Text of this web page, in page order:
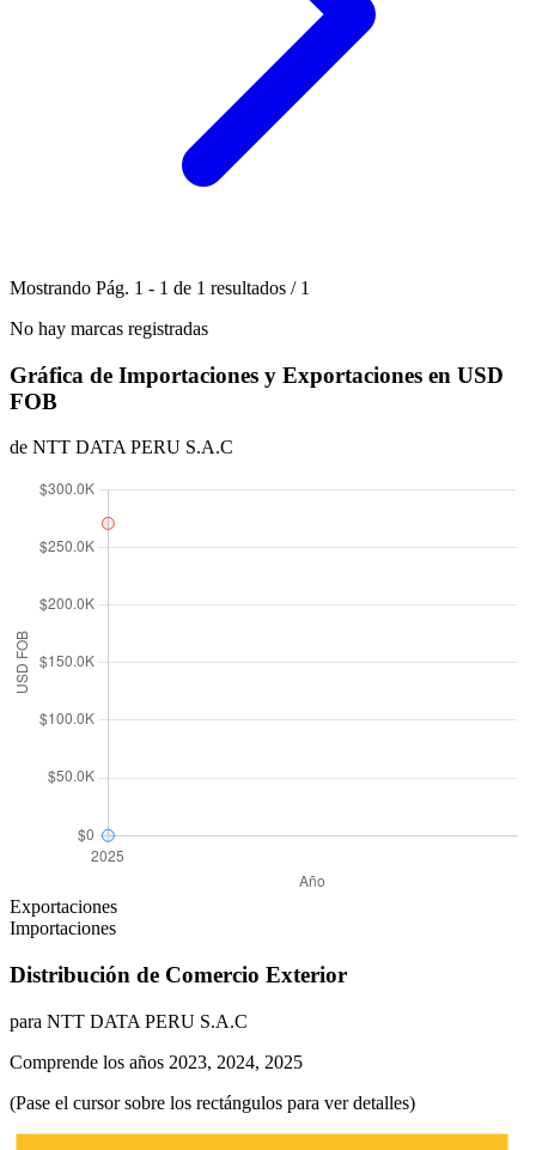
Mostrando Pág. 1 - 1 de 1 resultados / 1
No hay marcas registradas
Gráfica de Importaciones y Exportaciones en USD
FOB
de NTT DATA PERU S.A.C
Exportaciones
Importaciones
Distribución de Comercio Exterior
para NTT DATA PERU S.A.C
Comprende los años 2023, 2024, 2025
(Pase el cursor sobre los rectángulos para ver detalles)